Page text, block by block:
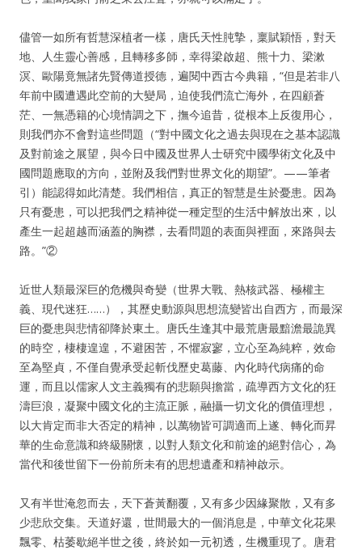
儘管一如所有哲慧深植者一樣，唐氏天性肫摯，稟賦穎悟，對天
地、人生靈心善感，且轉移多師，幸得梁啟超、熊十力、梁漱
溟、歐陽竟無諸先賢傳道授德，遍閱中西古今典籍，“但是若非八
年前中國遭遇此空前的大變局，迫使我們流亡海外，在四顧蒼
茫、一無憑籍的心境情調之下，撫今追昔，從根本上反復用心，
則我們亦不會對這些問題（“對中國文化之過去與現在之基本認識
及對前途之展望，與今日中國及世界人士研究中國學術文化及中
國問題應取的方向，並附及我們對世界文化的期望”。——筆者
引）能認得如此清楚。我們相信，真正的智慧是生於憂患。因為
只有憂患，可以把我們之精神從一種定型的生活中解放出來，以
產生一起超越而涵蓋的胸襟，去看問題的表面與裡面，來路與去
路。”②
近世人類最深巨的危機與奇變（世界大戰、熱核武器、極權主
義、現代迷狂……），其歷史動源與思想流變皆出自西方，而最深
巨的憂患與悲情卻降於東土。唐氏生逢其中最荒唐最黯澹最詭異
的時空，棲棲遑遑，不避困苦，不懼寂寥，立心至為純粹，效命
至為堅貞，不僅自覺承受起斬伐歷史葛藤、內化時代病痛的命
運，而且以儒家人文主義獨有的悲願與擔當，疏導西方文化的狂
濤巨浪，凝聚中國文化的主流正脈，融攝一切文化的價值理想，
以大肯定而非大否定的精神，以萬物皆可調適而上遂、轉化而昇
華的生命意識和終級關懷，以對人類文化和前途的絕對信心，為
當代和後世留下一份前所未有的思想遺產和精神啟示。
又有半世淹忽而去，天下蒼黃翻覆，又有多少因緣聚散，又有多
少悲欣交集。天道好還，世間最大的一個消息是，中華文化花果
飄零、枯萎歇絕半世之後，終於如一元初透，生機重現了。唐君